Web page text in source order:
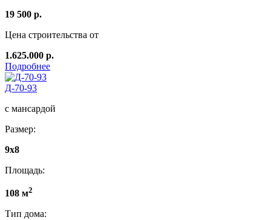
19 500 р.
Цена строительства от
1.625.000 р.
Подробнее
Д-70-93
с мансардой
Размер:
9x8
Площадь:
108 м2
Тип дома: